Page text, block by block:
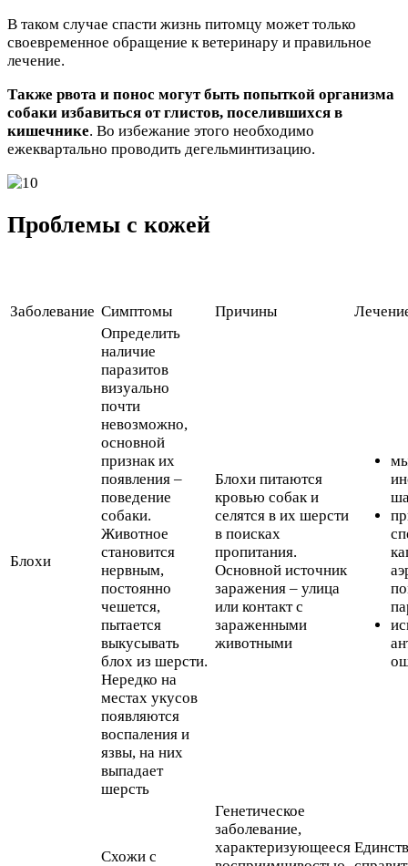
В таком случае спасти жизнь питомцу может только
своевременное обращение к ветеринару и правильное
лечение.
Также рвота и понос могут быть попыткой организма
собаки избавиться от глистов, поселившихся в
кишечнике. Во избежание этого необходимо
ежеквартально проводить дегельминтизацию.
Проблемы с кожей
Заболевание Симптомы Причины
Блохи
Определить
наличие
паразитов
визуально
почти
невозможно,
основной
признак их
появления –
поведение
собаки.
Животное
становится
нервным,
постоянно
чешется,
пытается
выкусывать
блох из шерсти.
Нередко на
местах укусов
появляются
воспаления и
язвы, на них
выпадает
шерсть
Блохи питаются
кровью собак и
селятся в их шерсти
в поисках
пропитания.
Основной источник
заражения – улица
или контакт с
зараженными
животными
Схожи с
Генетическое
заболевание,
характеризующееся